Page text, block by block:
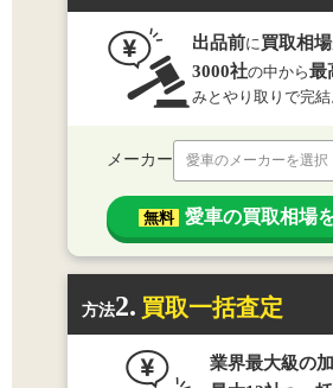
出品前に 買取相場
3000社の中から最
みとやり取りで完結
メーカー 愛車のメーカーを選択
無料 愛車の買取相場
方法2. 買取一括査定
業界最大級の